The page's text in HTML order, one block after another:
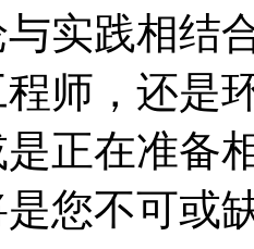
实践相结
师，还是
是正在准备
是您不可或